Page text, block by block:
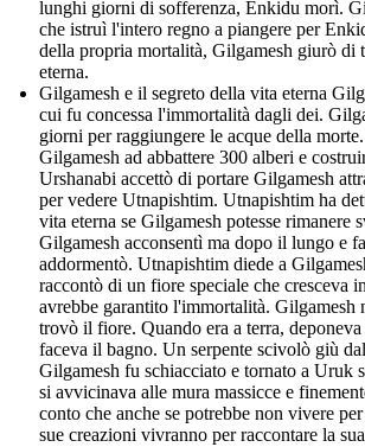
lunghi giorni di sofferenza, Enkidu morì.
che istruì l'intero regno a piangere per
della propria mortalità, Gilgamesh giurò di
eterna.
Gilgamesh e il segreto della vita eterna
cui fu concessa l'immortalità dagli dei.
giorni per raggiungere le acque della
Gilgamesh ad abbattere 300 alberi e
Urshanabi accettò di portare Gilgamesh
per vedere Utnapishtim. Utnapishtim ha
vita eterna se Gilgamesh potesse
Gilgamesh acconsentì ma dopo il lungo e
addormentò. Utnapishtim diede a
raccontò di un fiore speciale che cresceva
avrebbe garantito l'immortalità. Gilgamesh
trovò il fiore. Quando era a terra,
faceva il bagno. Un serpente scivolò giù
Gilgamesh fu schiacciato e tornato a Uruk
si avvicinava alle mura massicce e
conto che anche se potrebbe non vivere
sue creazioni vivranno per raccontare la